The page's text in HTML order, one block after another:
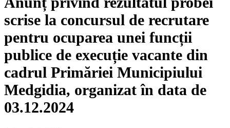
scrise la concursul de recrutare
pentru ocuparea unei funcții
publice de execuție vacante din
cadrul Primăriei Municipiului
Medgidia, organizat în data de
03.12.2024